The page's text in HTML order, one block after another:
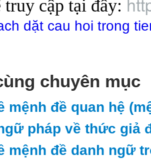
truy cập tại đây:
dặt cau hoi trong
chuyên mục
mệnh đề quan hệ
pháp về thức giả
mệnh đề danh ngữ